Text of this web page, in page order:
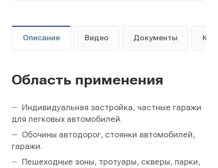
Описание Видео Документы Как
Область применения
Индивидуальная застройка, частные гаражи
для легковых автомобилей.
Обочины автодорог, стоянки автомобилей,
гаражи.
Пешеходные зоны, тротуары, скверы, парки,